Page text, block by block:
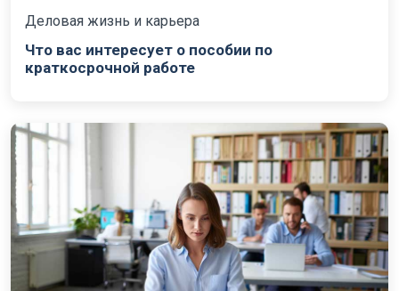
Деловая жизнь и карьера
Что вас интересует о пособии по
краткосрочной работе